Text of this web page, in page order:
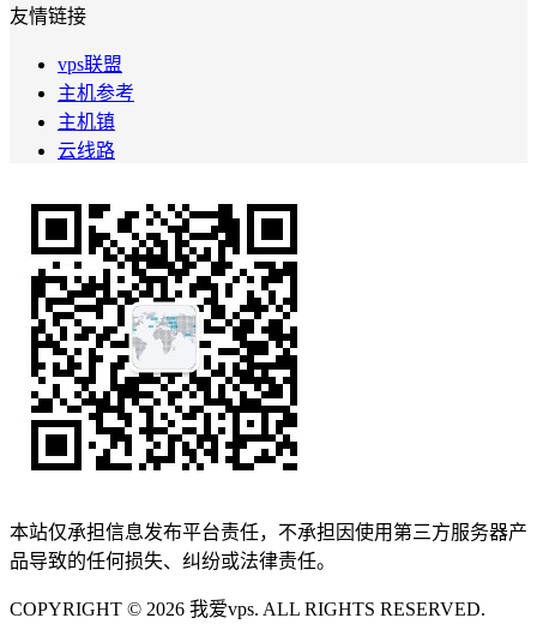
友情链接
vps联盟
主机参考
主机镇
云线路
本站仅承担信息发布平台责任，不承担因使用第三方服务器产
品导致的任何损失、纠纷或法律责任。
COPYRIGHT © 2026 我爱vps. ALL RIGHTS RESERVED.